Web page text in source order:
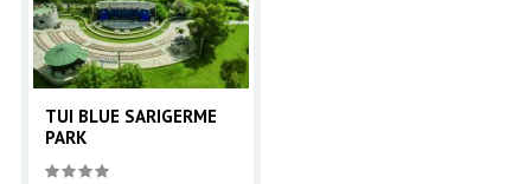
TUI BLUE SARIGERME
PARK